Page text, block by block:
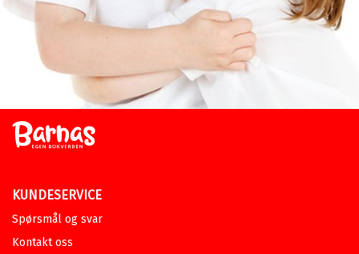
KUNDESERVICE
Spørsmål og svar
Kontakt oss